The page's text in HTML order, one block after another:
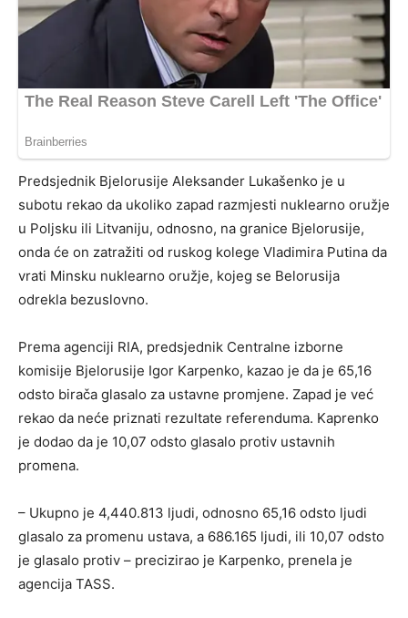
Predsjednik Bjelorusije Aleksander Lukašenko je u
subotu rekao da ukoliko zapad razmjesti nuklearno oružje
u Poljsku ili Litvaniju, odnosno, na granice Bjelorusije,
onda će on zatražiti od ruskog kolege Vladimira Putina da
vrati Minsku nuklearno oružje, kojeg se Belorusija
odrekla bezuslovno.
Prema agenciji RIA, predsjednik Centralne izborne
komisije Bjelorusije Igor Karpenko, kazao je da je 65,16
odsto birača glasalo za ustavne promjene. Zapad je već
rekao da neće priznati rezultate referenduma. Kaprenko
je dodao da je 10,07 odsto glasalo protiv ustavnih
promena.
– Ukupno je 4,440.813 ljudi, odnosno 65,16 odsto ljudi
glasalo za promenu ustava, a 686.165 ljudi, ili 10,07 odsto
je glasalo protiv – precizirao je Karpenko, prenela je
agencija TASS.